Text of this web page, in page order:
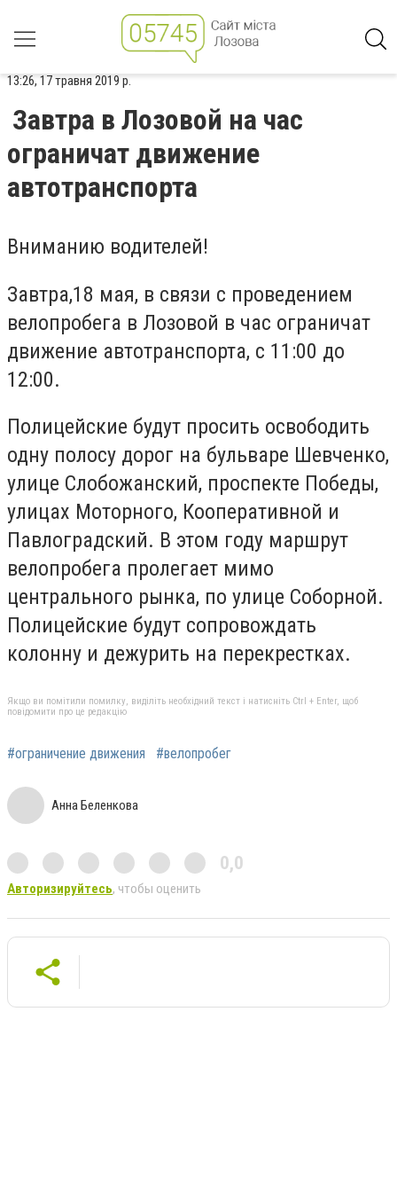
13:26, 17 травня 2019 р.
Завтра в Лозовой на час
ограничат движение
автотранспорта
Вниманию водителей!
Завтра,18 мая, в связи с проведением
велопробега в Лозовой в час ограничат
движение автотранспорта, с 11:00 до
12:00.
Полицейские будут просить освободить
одну полосу дорог на бульваре Шевченко,
улице Слобожанский, проспекте Победы,
улицах Моторного, Кооперативной и
Павлоградский. В этом году маршрут
велопробега пролегает мимо
центрального рынка, по улице Соборной.
Полицейские будут сопровождать
колонну и дежурить на перекрестках.
Якщо ви помітили помилку, виділіть необхідний текст і натисніть Ctrl + Enter, щоб
повідомити про це редакцію
#ограничение движения #велопробег
Анна Беленкова
0,0
Авторизируйтесь, чтобы оценить